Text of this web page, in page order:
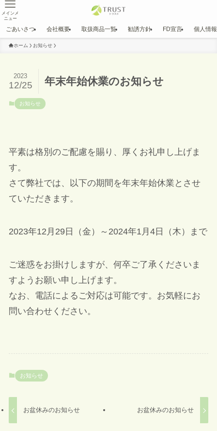
メインメ
ニュー
ごあいさつ 会社概要 取扱商品一覧 勧誘方針 FD宣言 個人情
ホーム お知らせ
年末年始休業のお知らせ
2023
12/25
お知らせ
平素は格別のご配慮を賜り、厚くお礼申し上げま
す。
さて弊社では、以下の期間を年末年始休業とさせ
ていただきます。
2023年12月29日（金）～2024年1月4日（木）まで
ご迷惑をお掛けしますが、何卒ご了承くださいま
すようお願い申し上げます。
なお、電話によるご対応は可能です。お気軽にお
問い合わせください。
お知らせ
お盆休みのお知らせ お盆休みのお知らせ